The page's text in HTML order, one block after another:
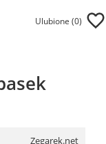
Ulubione (0)
Zegarek.net